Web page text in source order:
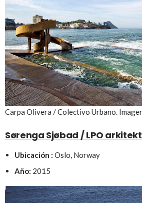
Carpa Olivera / Colectivo Urbano.
Sørenga Sjøbad / LPO
Ubicación : Oslo, Norway
Año: 2015